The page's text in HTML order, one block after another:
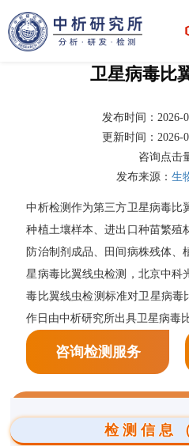
卫星病毒比
发布时间：2026-
更新时间：2026-
咨询点击
发布来源： 生
中析检测作为第三方卫星病毒比
种植土壤样本、进出口种苗繁殖
防治制剂成品、田间病株残体、
星病毒比翼线虫检测，北京中科
毒比翼线虫检测标准对卫星病毒
作日由中析研究所出具卫星病毒
咨询检测服务
检测信息